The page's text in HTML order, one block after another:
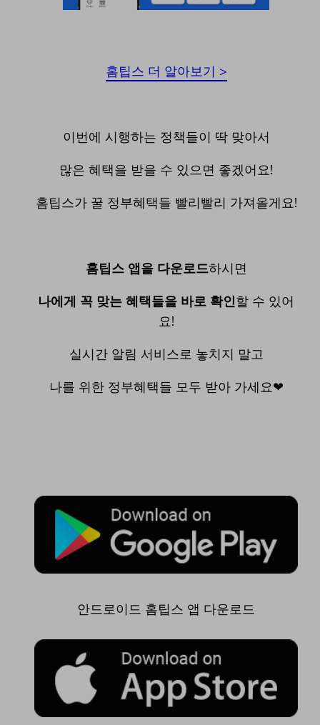
홈팁스 더 알아보기 >
이번에 시행하는 정책들이 딱 맞아서
많은 혜택을 받을 수 있으면 좋겠어요!
홈팁스가 꿀 정부혜택들 빨리빨리 가져올게요!
홈팁스 앱을 다운로드하시면
나에게 꼭 맞는 혜택들을 바로 확인할 수 있어
요!
실시간 알림 서비스로 놓치지 말고
나를 위한 정부혜택들 모두 받아 가세요❤
안드로이드 홈팁스 앱 다운로드